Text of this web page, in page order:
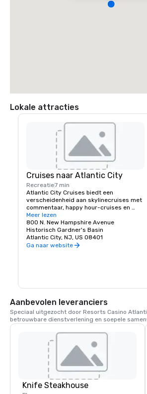
Lokale attracties
Cruises naar Atlantic City
Recreatie7 min
Atlantic City Cruises biedt een
verscheidenheid aan skylinecruises met
commentaar, happy hour-cruises en
dolfijnen spotten. Ze zijn geschikt voor
privéfeesten van maximaal 100 gasten
aan boord van de Cruisin' 1 of de nieuwe
Tikiboot.
Meer lezen
800 N. New Hampshire Avenue
Historisch Gardner's Basin
Atlantic City, NJ, US 08401
Ga naar website
Aanbevolen leveranciers
Speciaal uitgezocht door Resorts Casino
betrouwbare dienstverlening en soepele
Knife Steakhouse